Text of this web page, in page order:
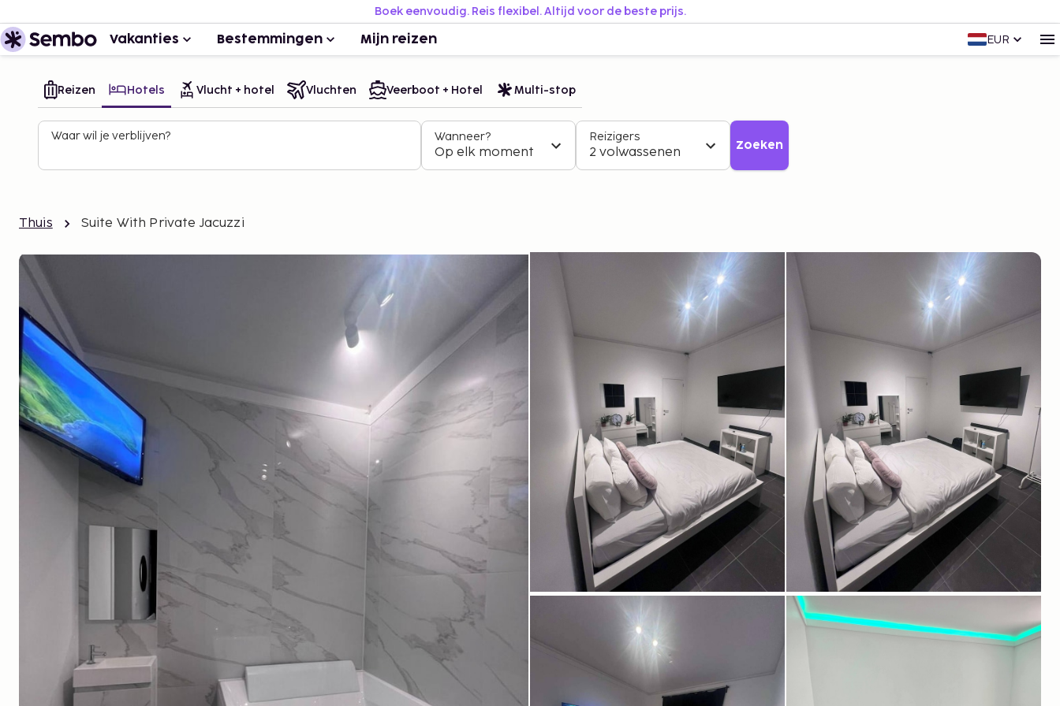
Boek eenvoudig. Reis flexibel. Altijd voor de beste prijs.
Vakanties Bestemmingen Mijn reizen EUR
Reizen Hotels Vlucht + hotel Vluchten Veerboot + Hotel Multi-stop
Waar wil je verblijven? Wanneer?
Op elk moment
Reizigers
2 volwassenen Zoeken
Thuis Suite With Private Jacuzzi